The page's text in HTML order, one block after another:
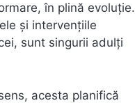
în plină evoluție.
şi intervenţiile
sunt singurii adulţi
acesta planifică